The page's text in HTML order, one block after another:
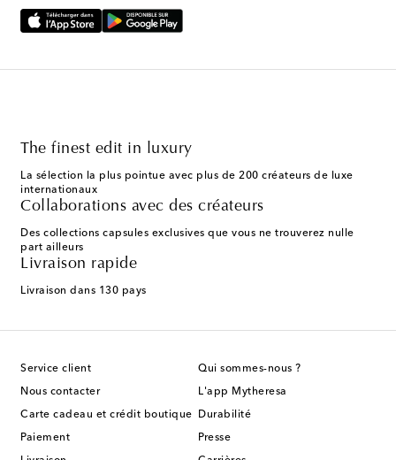
The finest edit in luxury
La sélection la plus pointue avec plus de 200 créateurs de luxe
internationaux
Collaborations avec des créateurs
Des collections capsules exclusives que vous ne trouverez nulle
part ailleurs
Livraison rapide
Livraison dans 130 pays
Service client
Nous contacter
Carte cadeau et crédit boutique
Paiement
Qui sommes-nous ?
L'app Mytheresa
Durabilité
Presse